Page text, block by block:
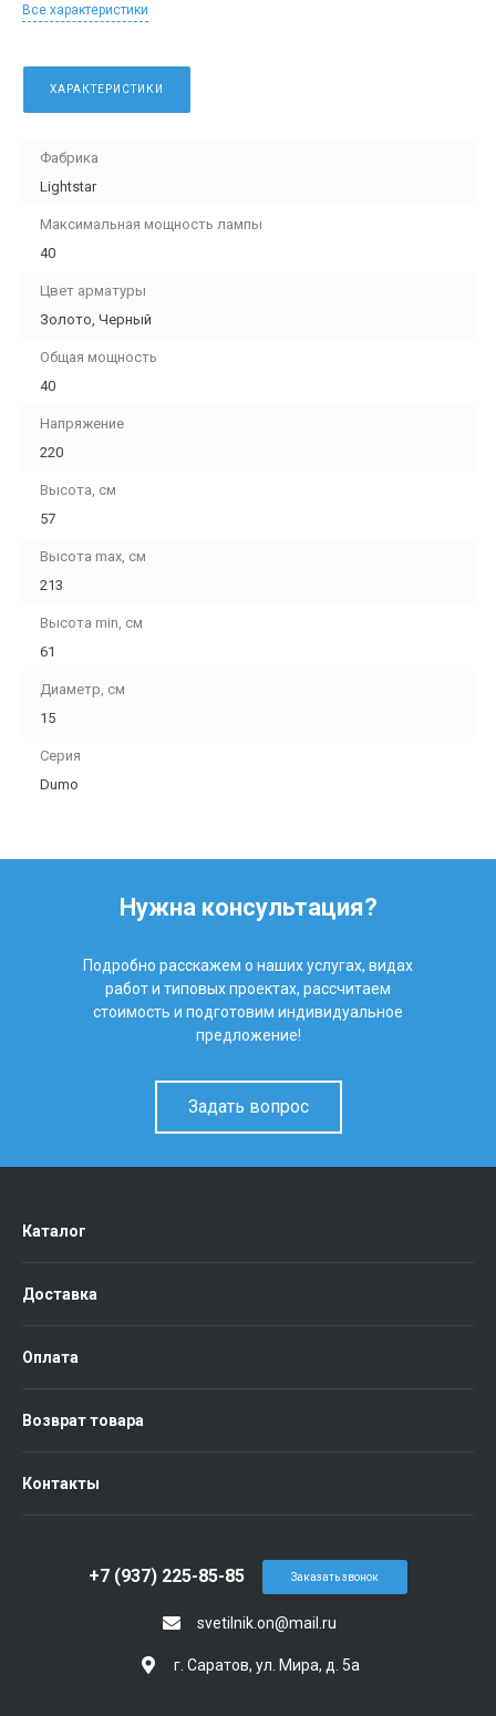
Все характеристики
ХАРАКТЕРИСТИКИ
Фабрика
Lightstar
Максимальная мощность лампы
40
Цвет арматуры
Золото, Черный
Общая мощность
40
Напряжение
220
Высота, см
57
Высота max, см
213
Высота min, см
61
Диаметр, см
15
Серия
Dumo
Нужна консультация?
Подробно расскажем о наших услугах, видах
работ и типовых проектах, рассчитаем
стоимость и подготовим индивидуальное
предложение!
Задать вопрос
Каталог
Доставка
Оплата
Возврат товара
Контакты
svetilnik.on@mail.ru
+7 (937) 225-85-85
г. Саратов, ул. Мира, д. 5а
Заказать звонок